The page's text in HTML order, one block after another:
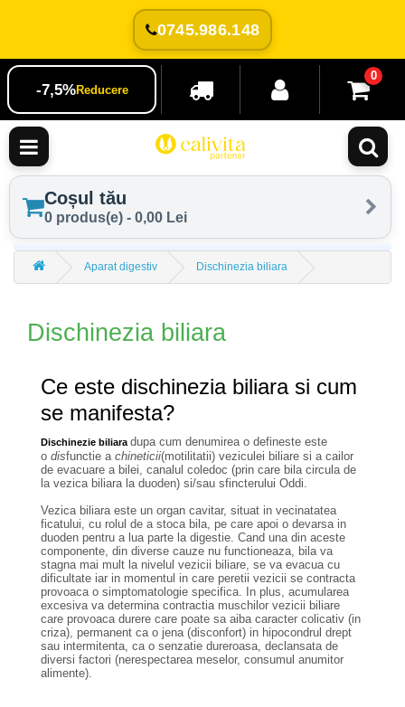
0745.986.148
-7,5%Reducere
0
Coșul tău
0 produs(e) - 0,00 Lei
Aparat digestiv Dischinezia biliara
Dischinezia biliara
Ce este dischinezia biliara si cum
se manifesta?
Dischinezie biliara dupa cum denumirea o defineste este
o disfunctie a chineticii(motilitatii) veziculei biliare si a cailor
de evacuare a bilei, canalul coledoc (prin care bila circula de
la vezica biliara la duoden) si/sau sfincterului Oddi.
Vezica biliara este un organ cavitar, situat in vecinatatea
ficatului, cu rolul de a stoca bila, pe care apoi o devarsa in
duoden pentru a lua parte la digestie. Cand una din aceste
componente, din diverse cauze nu functioneaza, bila va
stagna mai mult la nivelul vezicii biliare, se va evacua cu
dificultate iar in momentul in care peretii vezicii se contracta
provoaca o simptomatologie specifica. In plus, acumularea
excesiva va determina contractia muschilor vezicii biliare
care provoaca durere care poate sa aiba caracter colicativ (in
criza), permanent ca o jena (disconfort) in hipocondrul drept
sau intermitenta, ca o senzatie dureroasa, declansata de
diversi factori (nerespectarea meselor, consumul anumitor
alimente).